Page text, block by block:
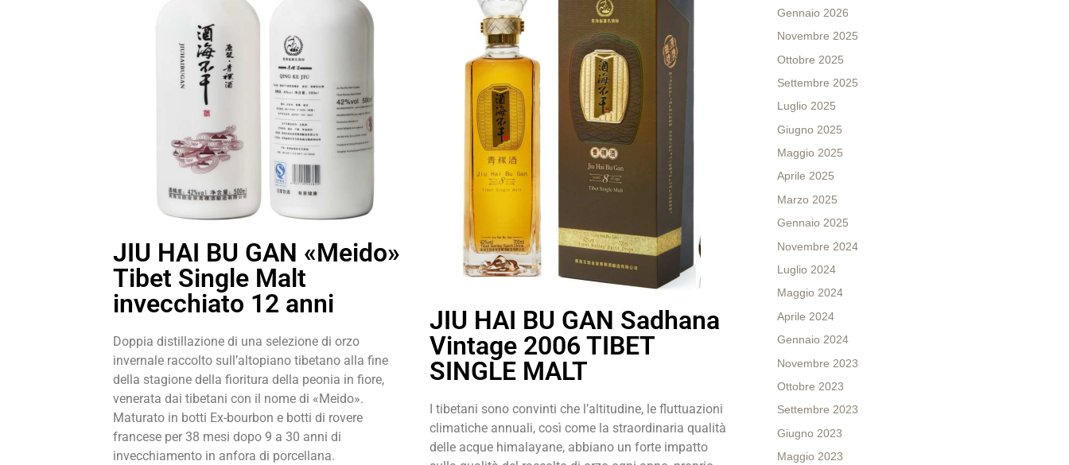
JIU HAI BU GAN «Meido»
Tibet Single Malt
invecchiato 12 anni
Doppia distillazione di una selezione di orzo
invernale raccolto sull’altopiano tibetano alla fine
della stagione della fioritura della peonia in fiore,
venerata dai tibetani con il nome di «Meido».
Maturato in botti Ex-bourbon e botti di rovere
francese per 38 mesi dopo 9 a 30 anni di
invecchiamento in anfora di porcellana.
JIU HAI BU GAN Sadhana
Vintage 2006 TIBET
SINGLE MALT
I tibetani sono convinti che l’altitudine, le fluttuazioni
climatiche annuali, così come la straordinaria qualità
delle acque himalayane, abbiano un forte impatto
Gennaio 2026
Novembre 2025
Ottobre 2025
Settembre 2025
Luglio 2025
Giugno 2025
Maggio 2025
Aprile 2025
Marzo 2025
Gennaio 2025
Novembre 2024
Luglio 2024
Maggio 2024
Aprile 2024
Gennaio 2024
Novembre 2023
Ottobre 2023
Settembre 2023
Giugno 2023
Maggio 2023